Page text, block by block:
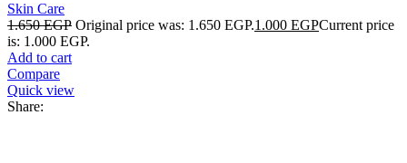
Skin Care
1.650EGP Original price was: 1.650 EGP.1.000 EGPCurrent price
is: 1.000 EGP.
Add to cart
Compare
Quick view
Share: